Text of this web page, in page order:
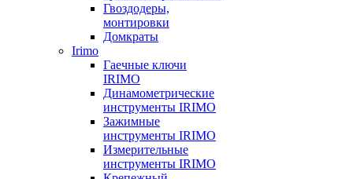
Гвоздодеры,
монтировки
Домкраты
Irimo
Гаечные ключи
IRIMO
Динамометрические
инструменты IRIMO
Зажимные
инструменты IRIMO
Измерительные
инструменты IRIMO